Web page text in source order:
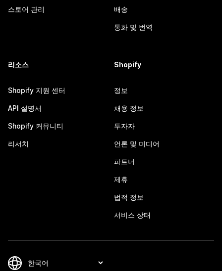
스토어 관리 배송
통화 및 번역
리소스
Shopify 지원 센터
API 설명서
Shopify 커뮤니티
리서치
Shopify
정보
채용 정보
투자자
언론 및 미디어
파트너
제휴
법적 정보
서비스 상태